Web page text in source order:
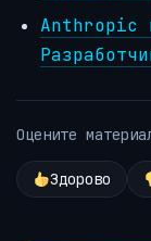
Anthropic
Оцените
Здорово